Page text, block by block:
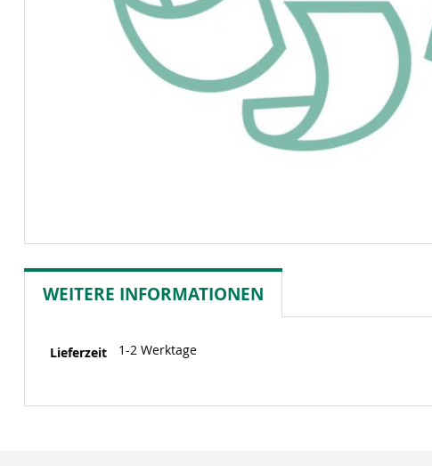
WEITERE INFORMATIONEN
Weitere
Lieferzeit 1-2 Werktage